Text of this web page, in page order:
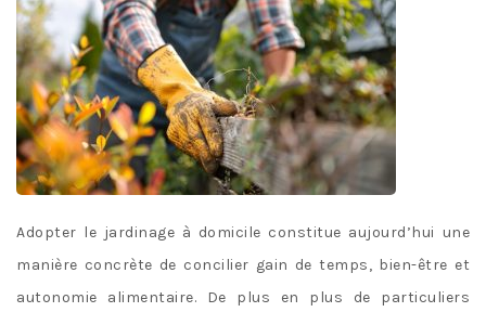
Adopter le jardinage à domicile constitue aujourd’hui une
manière concrète de concilier gain de temps, bien-être et
autonomie alimentaire. De plus en plus de particuliers